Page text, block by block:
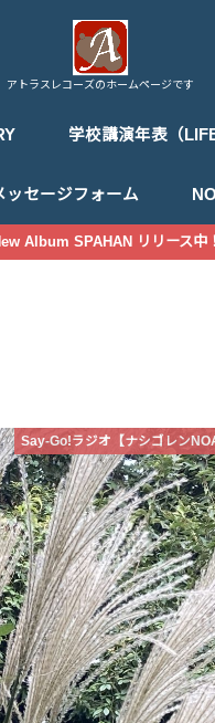
アトラスレコーズのホームページです
学校講演年表（
ッセージフォーム
Album SPAHAN リリース中！
Say-Go!ラジオ【ナシゴレン